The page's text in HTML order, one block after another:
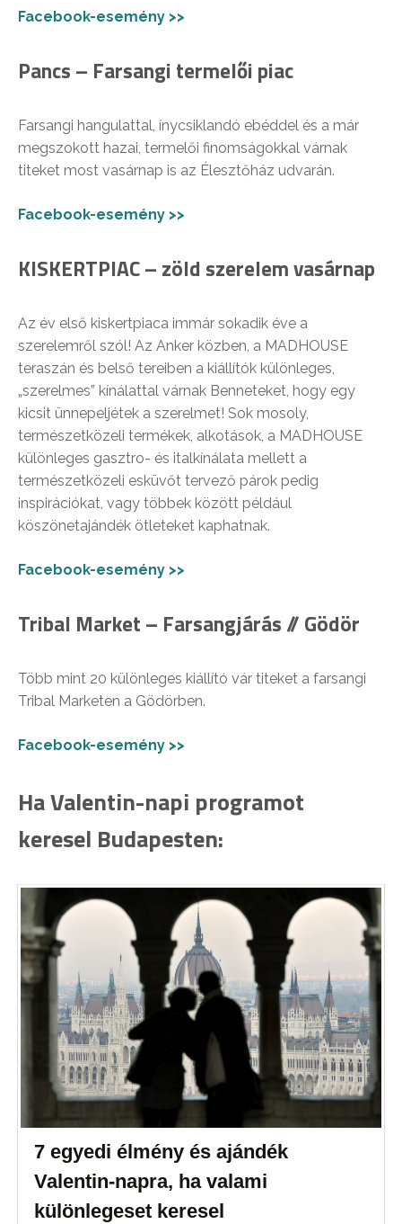
Facebook-esemény >>
Pancs – Farsangi termelői piac
Farsangi hangulattal, ínycsiklandó ebéddel és a már
megszokott hazai, termelői finomságokkal várnak
titeket most vasárnap is az Élesztőház udvarán.
Facebook-esemény >>
KISKERTPIAC – zöld szerelem vasárnap
Az év első kiskertpiaca immár sokadik éve a
szerelemről szól! Az Anker közben, a MADHOUSE
teraszán és belső tereiben a kiállítók különleges,
„szerelmes” kínálattal várnak Benneteket, hogy egy
kicsit ünnepeljétek a szerelmet! Sok mosoly,
természetközeli termékek, alkotások, a MADHOUSE
különleges gasztro- és italkínálata mellett a
természetközeli esküvőt tervező párok pedig
inspirációkat, vagy többek között például
köszönetajándék ötleteket kaphatnak.
Facebook-esemény >>
Tribal Market – Farsangjárás // Gödör
Több mint 20 különleges kiállító vár titeket a farsangi
Tribal Marketen a Gödörben.
Facebook-esemény >>
Ha Valentin-napi programot
keresel Budapesten:
7 egyedi élmény és ajándék
Valentin-napra, ha valami
különlegeset keresel